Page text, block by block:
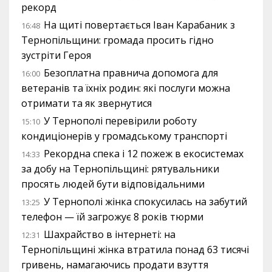
рекорд
16:48 На щиті повертається Іван Карабаник з
Тернопільщини: громада просить гідно
зустріти Героя
16:00 Безоплатна правнича допомога для
ветеранів та їхніх родин: які послуги можна
отримати та як звернутися
15:10 У Тернополі перевірили роботу
кондиціонерів у громадському транспорті
14:33 Рекордна спека і 12 пожеж в екосистемах
за добу на Тернопільщині: рятувальники
просять людей бути відповідальними
13:25 У Тернополі жінка спокусилась на забутий
телефон — їй загрожує 8 років тюрми
12:31 Шахрайство в інтернеті: на
Тернопільщині жінка втратила понад 63 тисячі
гривень, намагаючись продати взуття